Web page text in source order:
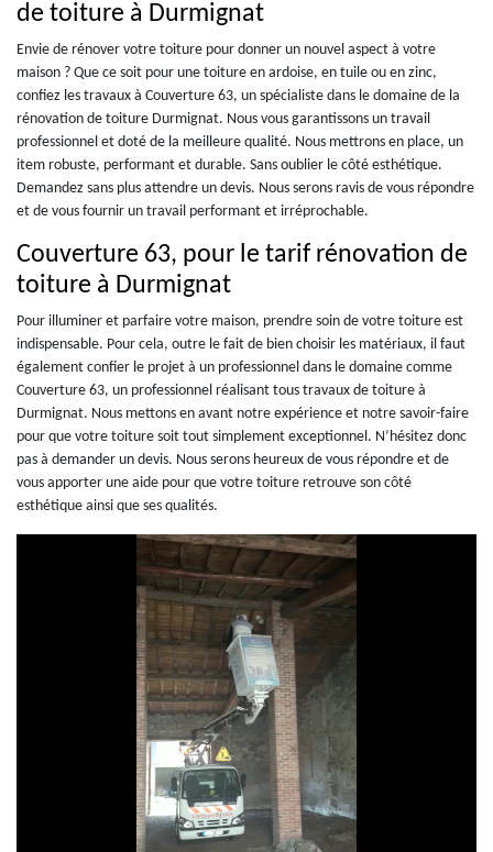
de toiture à Durmignat
Envie de rénover votre toiture pour donner un nouvel aspect à votre
maison ? Que ce soit pour une toiture en ardoise, en tuile ou en zinc,
confiez les travaux à Couverture 63, un spécialiste dans le domaine de la
rénovation de toiture Durmignat. Nous vous garantissons un travail
professionnel et doté de la meilleure qualité. Nous mettrons en place, un
item robuste, performant et durable. Sans oublier le côté esthétique.
Demandez sans plus attendre un devis. Nous serons ravis de vous répondre
et de vous fournir un travail performant et irréprochable.
Couverture 63, pour le tarif rénovation de
toiture à Durmignat
Pour illuminer et parfaire votre maison, prendre soin de votre toiture est
indispensable. Pour cela, outre le fait de bien choisir les matériaux, il faut
également confier le projet à un professionnel dans le domaine comme
Couverture 63, un professionnel réalisant tous travaux de toiture à
Durmignat. Nous mettons en avant notre expérience et notre savoir-faire
pour que votre toiture soit tout simplement exceptionnel. N’hésitez donc
pas à demander un devis. Nous serons heureux de vous répondre et de
vous apporter une aide pour que votre toiture retrouve son côté
esthétique ainsi que ses qualités.